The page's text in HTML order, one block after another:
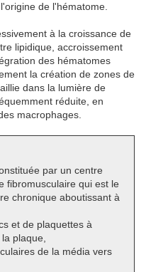
de l'hématome.
à la croissance de
lipidique, accroissement
des hématomes
la création de zones de
dans la lumière de
réduite, en
macrophages.
par un centre
fibromusculaire qui est le
chronique aboutissant à
et de plaquettes à
plaque,
de la média vers